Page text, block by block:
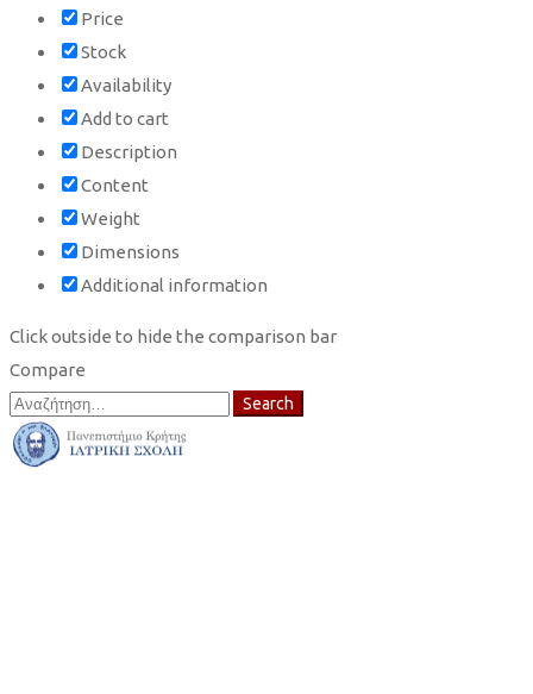
Price
Stock
Availability
Add to cart
Description
Content
Weight
Dimensions
Additional information
Click outside to hide the comparison bar
Compare
Search
for:
Search